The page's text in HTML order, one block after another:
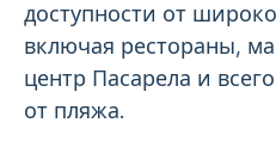
доступности от
включая рестораны,
центр Пасарела и
от пляжа.